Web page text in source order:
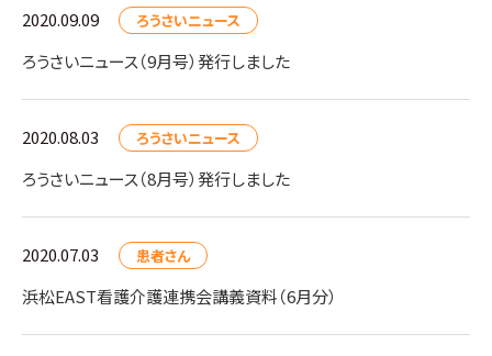
2020.09.09 ろうさいニュース
ろうさいニュース（9月号）発行しました
2020.08.03 ろうさいニュース
ろうさいニュース（8月号）発行しました
2020.07.03 患者さん
浜松EAST看護介護連携会講義資料（6月分）